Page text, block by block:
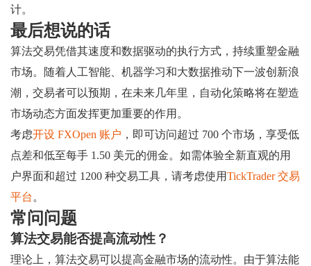
计。
最后想说的话
算法交易凭借其速度和数据驱动的执行方式，持续重塑金融
市场。随着人工智能、机器学习和大数据推动下一波创新浪
潮，交易者可以预期，在未来几年里，自动化策略将在塑造
市场动态方面发挥更加重要的作用。
考虑开设 FXOpen 账户 ，即可访问超过 700 个市场，享受低
点差和低至每手 1.50 美元的佣金。如需体验全新直观的用
户界面和超过 1200 种交易工具，请考虑使用TickTrader 交易
平台 。
常问问题
算法交易能否提高流动性？
理论上，算法交易可以提高金融市场的流动性。由于算法能